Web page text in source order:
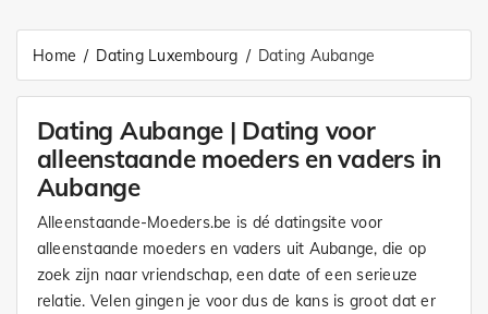
Home Dating Luxembourg Dating Aubange
Dating Aubange | Dating voor
alleenstaande moeders en vaders in
Aubange
Alleenstaande-Moeders.be is dé datingsite voor
alleenstaande moeders en vaders uit Aubange, die op
zoek zijn naar vriendschap, een date of een serieuze
relatie. Velen gingen je voor dus de kans is groot dat er